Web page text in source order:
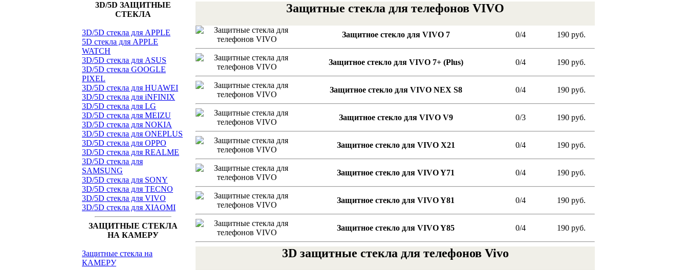
3D/5D ЗАЩИТНЫЕ
СТЕКЛА
3D/5D стекла для APPLE
5D стекла для APPLE
WATCH
3D/5D стекла для ASUS
3D/5D стекла GOOGLE
PIXEL
3D/5D стекла для HUAWEI
3D/5D стекла для iNFINIX
3D/5D стекла для LG
3D/5D стекла для MEIZU
3D/5D стекла для NOKIA
3D/5D стекла для ONEPLUS
3D/5D стекла для OPPO
3D/5D стекла для REALME
3D/5D стекла для
SAMSUNG
3D/5D стекла для SONY
3D/5D стекла для TECNO
3D/5D стекла для VIVO
3D/5D стекла для XIAOMI
ЗАЩИТНЫЕ СТЕКЛА
НА КАМЕРУ
Защитные стекла на
КАМЕРУ
Защитные стекла для телефонов VIVO
Защитное стекло для VIVO 7 0/4 190 руб.
Защитное стекло для VIVO 7+ (Plus) 0/4 190 руб.
Защитное стекло для VIVO NEX S8 0/4 190 руб.
Защитное стекло для VIVO V9 0/3 190 руб.
Защитное стекло для VIVO X21 0/4 190 руб.
Защитное стекло для VIVO Y71 0/4 190 руб.
Защитное стекло для VIVO Y81 0/4 190 руб.
Защитное стекло для VIVO Y85 0/4 190 руб.
3D защитные стекла для телефонов Vivo